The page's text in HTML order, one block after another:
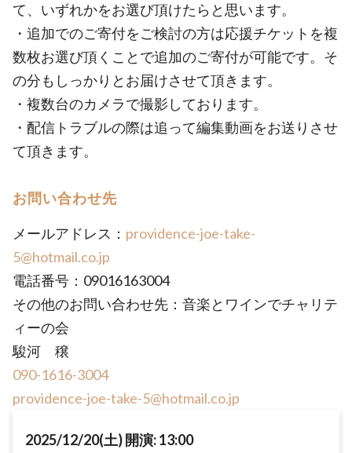
て、いずれかをお選び頂けたらと思います。
・追加でのご寄付をご検討の方は応援チケットを複
数枚お選び頂くことで追加のご寄付が可能です。そ
の分もしっかりとお届けさせて頂きます。
・複数台のカメラで撮影しております。
・配信トラブルの際は追って編集動画をお送りさせ
て頂きます。
お問い合わせ先
メールアドレス： providence-joe-take-
5@hotmail.co.jp
電話番号：09016163004
その他のお問い合わせ先：音楽とワインでチャリテ
ィーの会
駿河 穣
090-1616-3004
providence-joe-take-5@hotmail.co.jp
2025/12/20(土) 開演: 13:00